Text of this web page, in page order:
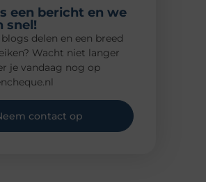
een bericht en we
snel!
delen en een breed
Wacht niet langer
je vandaag nog op
contact op